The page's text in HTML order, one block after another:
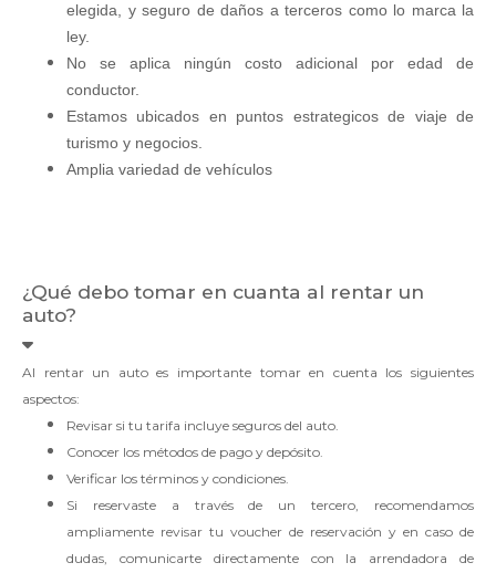
elegida, y seguro de daños a terceros como lo marca la
ley.
No se aplica ningún costo adicional por edad de
conductor.
Estamos ubicados en puntos estrategicos de viaje de
turismo y negocios.
Amplia variedad de vehículos
¿Qué debo tomar en cuanta al rentar un
auto?
Al rentar un auto es importante tomar en cuenta los siguientes
aspectos:
Revisar si tu tarifa incluye seguros del auto.
Conocer los métodos de pago y depósito.
Verificar los términos y condiciones.
Si reservaste a través de un tercero, recomendamos
ampliamente revisar tu voucher de reservación y en caso de
dudas, comunicarte directamente con la arrendadora de